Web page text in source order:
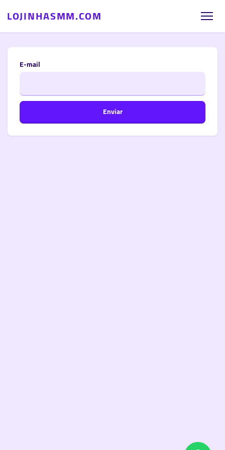
LOJINHASMM.COM
E-mail
Enviar